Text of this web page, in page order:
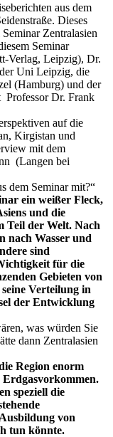
aus dem
Dieses
Zentralasien
Seminar
Verlag, Leipzig), Dr.
Uni Leipzig, die
(Hamburg) und der
Professor Dr. Frank
auf die
Kirgistan und
mit dem
(Langen bei
dem Seminar mit?“
ein weißer Fleck,
und die
Teil der Welt. Nach
nach Wasser und
sind
für die
Gebieten von
Verteilung in
der Entwicklung
was würden Sie
dann Zentralasien
Region enorm
Erdgasvorkommen.
speziell die
von
tun könnte.